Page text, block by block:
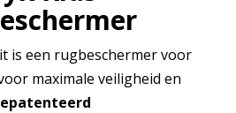
is een rugbeschermer voor
maximale veiligheid en